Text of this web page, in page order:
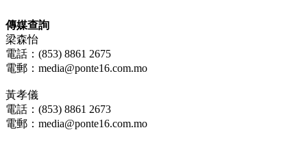
傳媒查詢
梁森怡
電話：(853) 8861 2675
電郵：media@ponte16.com.mo
黃孝儀
電話：(853) 8861 2673
電郵：media@ponte16.com.mo